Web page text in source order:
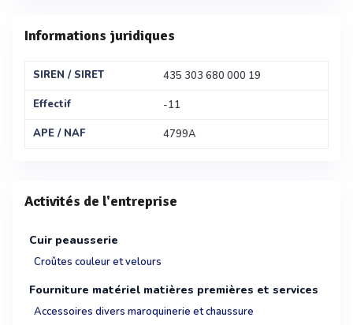
Informations juridiques
SIREN / SIRET
435 303 680 000 19
Effectif
-11
APE / NAF
4799A
Activités de l'entreprise
Cuir peausserie
Croûtes couleur et velours
Fourniture matériel matières premières et services
Accessoires divers maroquinerie et chaussure